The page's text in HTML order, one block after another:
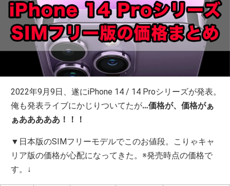
2022年9月9日、遂にiPhone 14 / 14 Proシリーズが発表。
俺も発表ライブにかじりついてたが…価格が、価格がぁ
ぁあああああ！！！
▼日本版のSIMフリーモデルでこのお値段。こりゃキャ
リア版の価格が心配になってきた。※発売時点の価格で
す。↓